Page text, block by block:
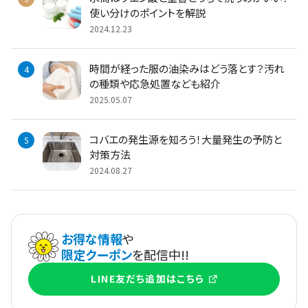
使い分けのポイントを解説
2024.12.23
時間が経った服の油染みはどう落とす？汚れ
の種類や応急処置なども紹介
2025.05.07
コバエの発生源を知ろう！大量発生の予防と
対策方法
2024.08.27
お得な情報や
限定クーポンを配信中!!
LINE友だち追加はこちら